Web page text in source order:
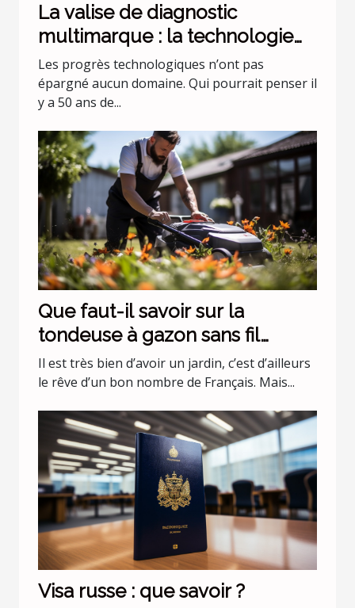
La valise de diagnostic
multimarque : la technologie
évolue !
Les progrès technologiques n’ont pas
épargné aucun domaine. Qui pourrait penser il
y a 50 ans de...
Que faut-il savoir sur la
tondeuse à gazon sans fil
batterie 36 v Black+Decker
CLMA4820L2-QW ?
Il est très bien d’avoir un jardin, c’est d’ailleurs
le rêve d’un bon nombre de Français. Mais...
Visa russe : que savoir ?